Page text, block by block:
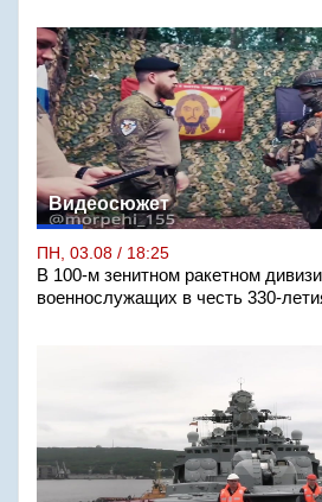
Видеосюжет
ПН, 03.08 / 18:25
В 100-м зенитном ракетном
военнослужащих в честь 330-